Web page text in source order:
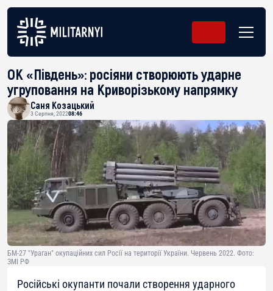
ОК «Південь»: росіяни створюють ударне
угруповання на Криворізькому напрямку
Саня Козацький
3 Серпня, 202208:46
БМ-27 "Ураган" окупаційних сил Росії на території України. Червень 2022. Фото:
ЗМІ РФ
Російські окупанти почали створення ударного